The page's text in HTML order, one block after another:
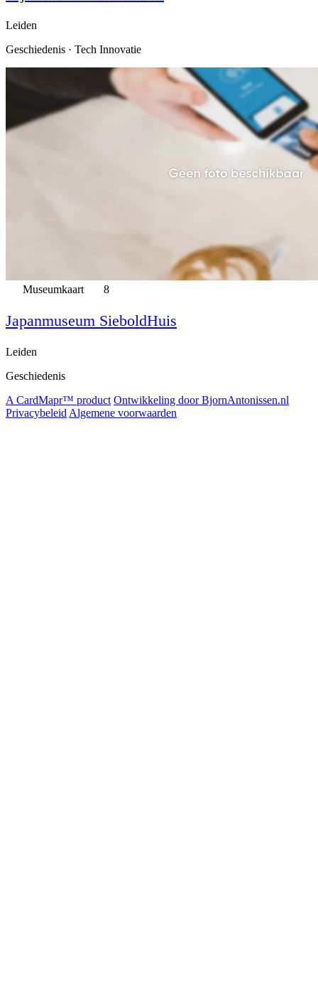
Leiden
Geschiedenis · Tech Innovatie
Museumkaart 8
Japanmuseum SieboldHuis
Leiden
Geschiedenis
A CardMapr™ product Ontwikkeling door BjornAntonissen.nl
Privacybeleid Algemene voorwaarden